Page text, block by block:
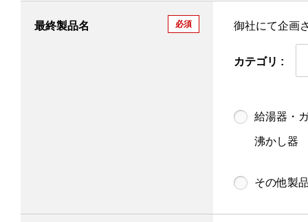
最終製品名 必須 御社にて企画
カテゴリ :
給湯器・
沸かし器
その他製